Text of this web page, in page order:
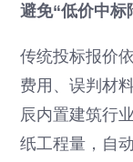
避免“低价中标
传统投标报价
费用、误判材
辰内置建筑行
纸工程量，自